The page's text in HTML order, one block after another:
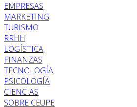
EMPRESAS
MARKETING
TURISMO
RRHH
LOGÍSTICA
FINANZAS
TECNOLOGÍA
PSICOLOGÍA
CIENCIAS
SOBRE CEUPE